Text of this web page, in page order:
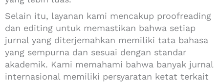
Selain itu, layanan kami mencakup proofreading
dan editing untuk memastikan bahwa setiap
jurnal yang diterjemahkan memiliki tata bahasa
yang sempurna dan sesuai dengan standar
akademik. Kami memahami bahwa banyak jurnal
internasional memiliki persyaratan ketat terkait